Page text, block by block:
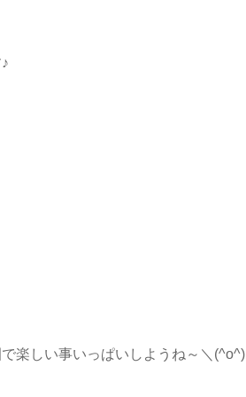
楽しい事いっぱいしようね～＼(^o^)